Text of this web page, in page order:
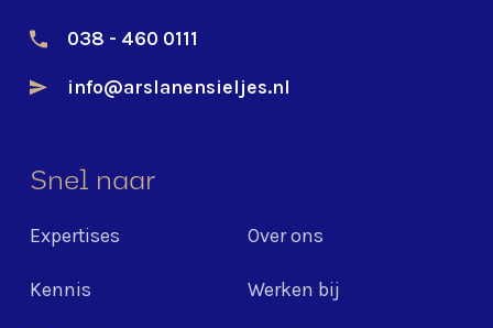
038 - 460 0111
info@arslanensieljes.nl
Snel naar
Expertises Over ons
Kennis Werken bij